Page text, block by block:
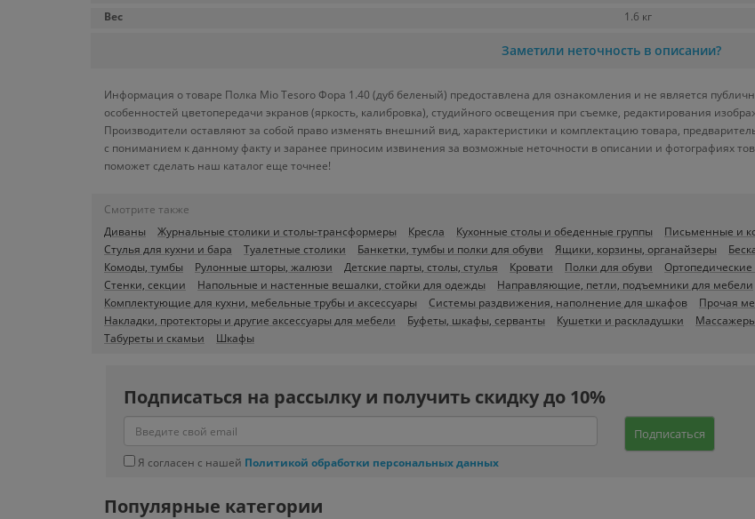
Вес
1.6 кг
Заметили неточность в описании?
Информация о товаре Полка Mio Tesoro Фора 1.40 (дуб беленый) предоставлена для ознакомления и не является
особенностей цветопередачи экранов (яркость, калибровка), студийного освещения при съемке, редактирования
Производители оставляют за собой право изменять внешний вид, характеристики и комплектацию товара,
с пониманием к данному факту и заранее приносим извинения за возможные неточности в описании и фотографиях
поможет сделать наш каталог еще точнее!
Смотрите также
Диваны
Журнальные столики и столы-трансформеры Кресла Кухонные столы и обеденные группы Письменные и
Стулья для кухни и бара
Туалетные столики Банкетки, тумбы и полки для обуви Ящики, корзины, органайзеры
Комоды, тумбы
Рулонные шторы, жалюзи Детские парты, столы, стулья Кровати Полки для обуви
Стенки, секции
Напольные и настенные вешалки, стойки для одежды Направляющие, петли, подъемники для мебели
Комплектующие для кухни, мебельные трубы и аксессуары
Системы раздвижения, наполнение для шкафов
Прочая
Накладки, протекторы и другие аксессуары для мебели
Буфеты, шкафы, серванты Кушетки и раскладушки
Табуреты и скамьи
Шкафы
Подписаться на рассылку и получить скидку до 10%
Подписаться
Я согласен с нашей Политикой обработки персональных данных
Популярные категории